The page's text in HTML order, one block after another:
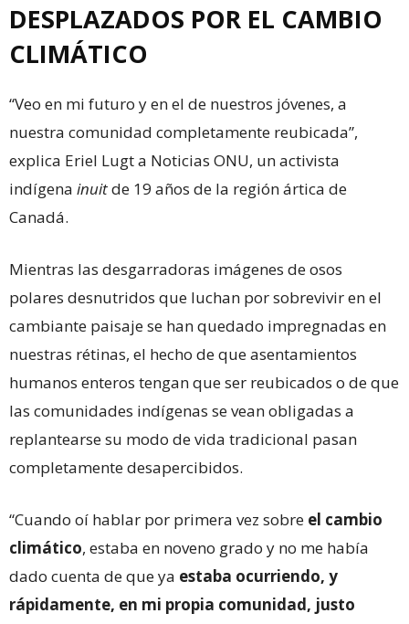
DESPLAZADOS POR EL CAMBIO
CLIMÁTICO
“Veo en mi futuro y en el de nuestros jóvenes, a
nuestra comunidad completamente reubicada”,
explica Eriel Lugt a Noticias ONU, un activista
indígena inuitde 19 años de la región ártica de
Canadá.
Mientras las desgarradoras imágenes de osos
polares desnutridos que luchan por sobrevivir en el
cambiante paisaje se han quedado impregnadas en
nuestras rétinas, el hecho de que asentamientos
humanos enteros tengan que ser reubicados o de que
las comunidades indígenas se vean obligadas a
replantearse su modo de vida tradicional pasan
completamente desapercibidos.
“Cuando oí hablar por primera vez sobre el cambio
climático, estaba en noveno grado y no me había
dado cuenta de que ya estaba ocurriendo, y
rápidamente, en mi propia comunidad, justo